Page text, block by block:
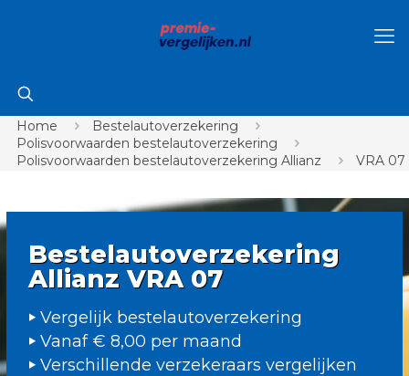
Home
Bestelautoverzekering
Polisvoorwaarden bestelautoverzekering
Polisvoorwaarden bestelautoverzekering Allianz
VRA 07
Bestelautoverzekering
Allianz VRA 07
Vergelijk bestelautoverzekering
Vanaf € 8,00 per maand
Verschillende verzekeraars vergelijken